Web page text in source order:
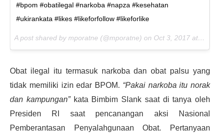
#bpom #obatilegal #narkoba #napza #kesehatan
#ukirankata #likes #likeforfollow #likeforlike
A post shared by mporatne (@mporatne) on Oct 3, 2017 at 1:58pm PDT
Obat ilegal itu termasuk narkoba dan obat palsu yang
tidak memiliki izin edar BPOM. “Pakai narkoba itu norak
dan kampungan”kata Bimbim Slank saat di tanya oleh
Presiden RI saat pencanangan aksi Nasional
Pemberantasan Penyalahgunaan Obat. Pertanyaan